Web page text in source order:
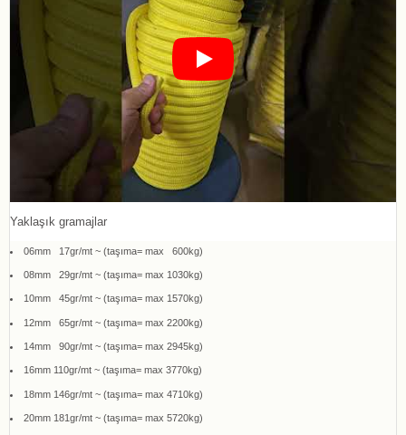
Yaklaşık gramajlar
06mm 17gr/mt ~ (taşıma= max 600kg)
08mm 29gr/mt ~ (taşıma= max 1030kg)
10mm 45gr/mt ~ (taşıma= max 1570kg)
12mm 65gr/mt ~ (taşıma= max 2200kg)
14mm 90gr/mt ~ (taşıma= max 2945kg)
16mm 110gr/mt ~ (taşıma= max 3770kg)
18mm 146gr/mt ~ (taşıma= max 4710kg)
20mm 181gr/mt ~ (taşıma= max 5720kg)